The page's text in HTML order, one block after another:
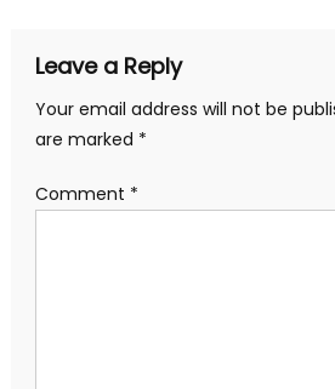
Leave a Reply
Your email address will not be
are marked *
Comment *